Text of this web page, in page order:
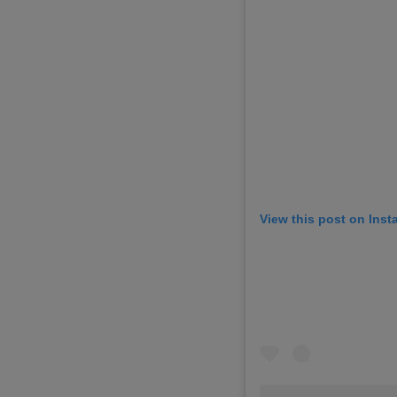
View this post on